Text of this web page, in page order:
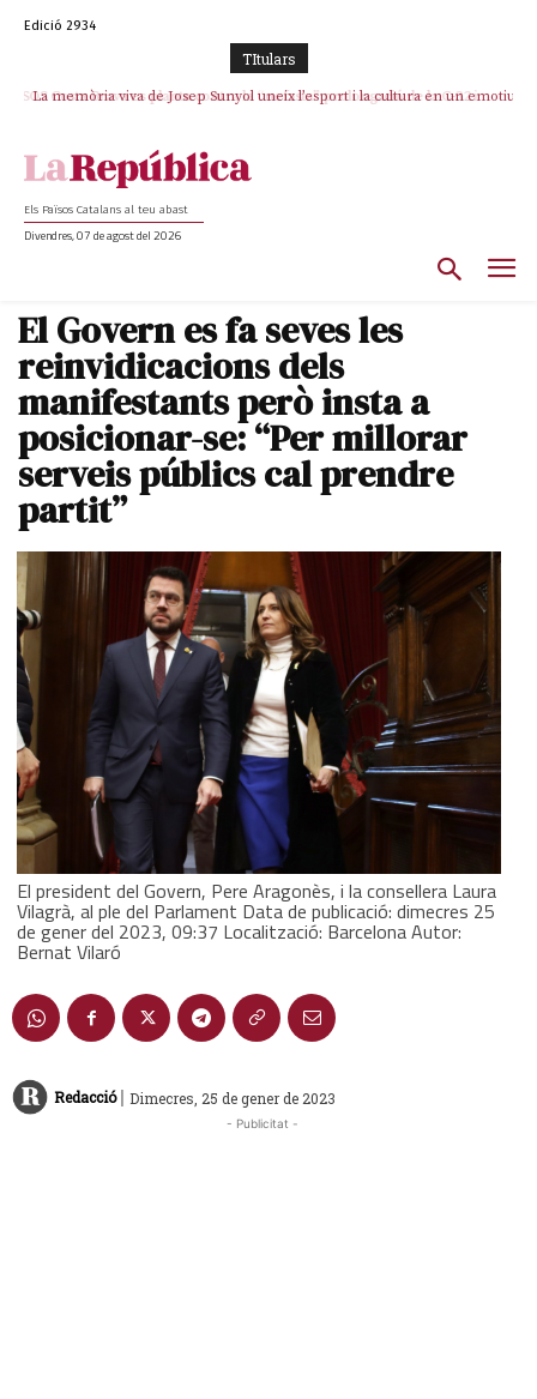
Edició 2934
TItulars
La memòria viva de Josep Sunyol uneix l’esport i la cultura en un emotiu
Els Països Catalans al teu abast
Divendres, 07 de agost del 2026
El Govern es fa seves les
reinvidicacions dels
manifestants però insta a
posicionar-se: “Per millorar
serveis públics cal prendre
partit”
El president del Govern, Pere Aragonès, i la consellera Laura
Vilagrà, al ple del Parlament Data de publicació: dimecres 25
de gener del 2023, 09:37 Localització: Barcelona Autor:
Bernat Vilaró
Redacció | Dimecres, 25 de gener de 2023
- Publicitat -